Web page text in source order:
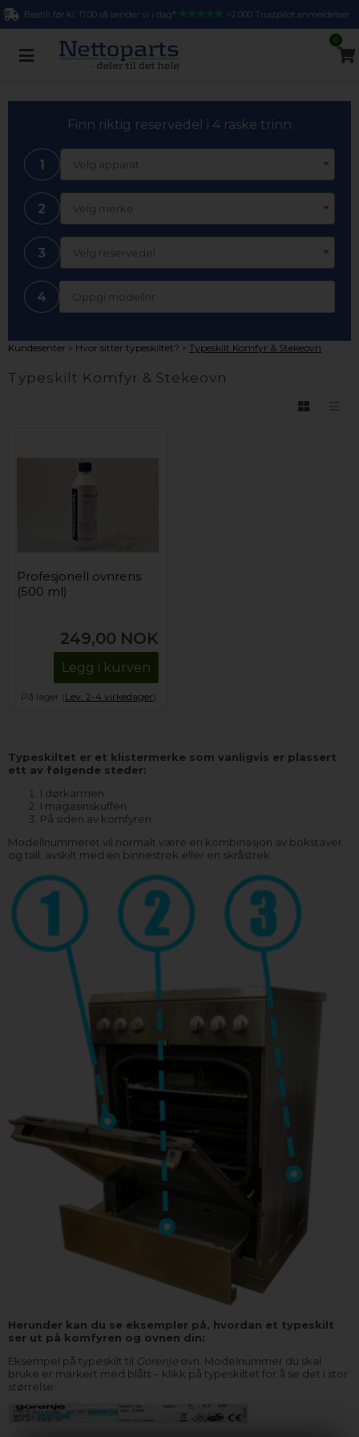
Bestill før kl. 17.00 så sender vi i dag* >2.000 Trustpilot anmeldelser
0
Finn riktig reservedel i 4 raske trinn
1 Velg apparat
2 Velg merke
3 Velg reservedel
4
Kundesenter » Hvor sitter typeskiltet? » Typeskilt Komfyr & Stekeovn
Typeskilt Komfyr & Stekeovn
Profesjonell ovnrens
(500 ml)
249,00 NOK
Legg i kurven
På lager (Lev. 2-4 virkedager).
Typeskiltet er et klistermerke som vanligvis er plassert
ett av følgende steder:
I dørkarmen
I magasinskuffen
På siden av komfyren
Modellnummeret vil normalt være en kombinasjon av bokstaver
og tall, avskilt med en binnestrek eller en skråstrek.
Herunder kan du se eksempler på, hvordan et typeskilt
ser ut på komfyren og ovnen din:
Eksempel på typeskilt til Gorenje ovn. Modelnummer du skal
bruke er markert med blått – klikk på typeskiltet for å se det i stor
størrelse: